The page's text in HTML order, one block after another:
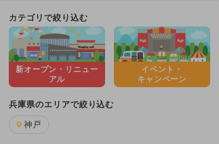
カテゴリで絞り込む
新オープン・ リニュー
アル
イベント・
キャンペーン
兵庫県のエリアで絞り込む
神戸